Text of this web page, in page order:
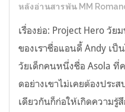
หลังอ่านสารพัน MM
เรื่องย่อ: Project Hero วั
ของเราชื่อแอนดี้ Andy เ
วัยเด็กคนหนึ่งชื่อ Asola ที่
ดอย่างเขาไม่เคยต้องปร
เดียวกันก็ก่อให้เกิดความรู้